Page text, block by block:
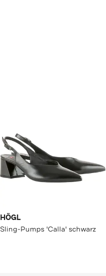
HÖGL
Sling-Pumps 'Calla' schwarz